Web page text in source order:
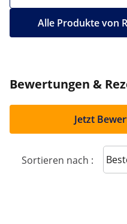
Alle Produkte von
Bewertungen &
Jetzt
Sortieren nach :